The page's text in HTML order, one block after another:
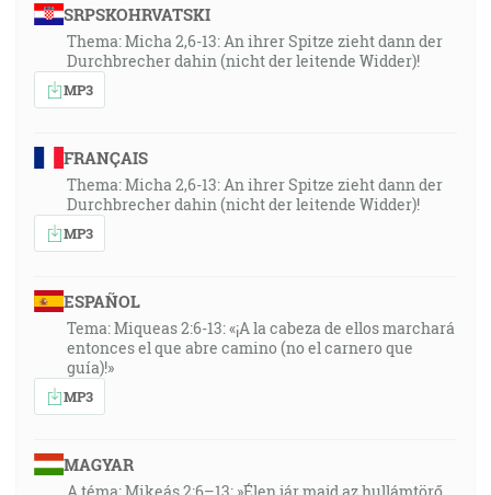
SRPSKOHRVATSKI
Thema: Micha 2,6-13: An ihrer Spitze zieht dann der
Durchbrecher dahin (nicht der leitende Widder)!
MP3
FRANÇAIS
Thema: Micha 2,6-13: An ihrer Spitze zieht dann der
Durchbrecher dahin (nicht der leitende Widder)!
MP3
ESPAÑOL
Tema: Miqueas 2:6-13: «¡A la cabeza de ellos marchará
entonces el que abre camino (no el carnero que
guía)!»
MP3
MAGYAR